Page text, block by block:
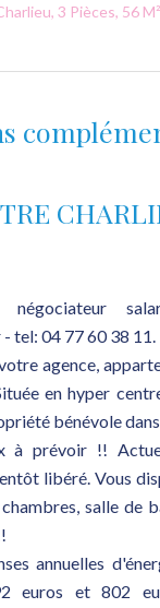
3 Pièces, 56
négociateur
tel: 04 77 60 38 11.
agence,
en hyper
bénévole
à prévoir !!
libéré. Vous
salle de
annuelles
euros et 802